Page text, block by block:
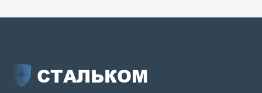
СТАЛЬКОМ